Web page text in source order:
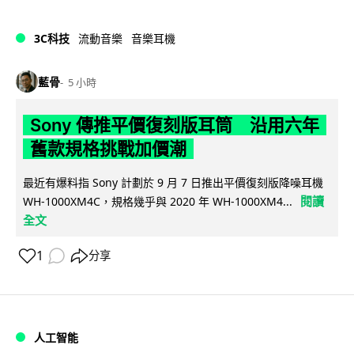
3C科技 流動音樂 音樂耳機
藍骨 5 小時
Sony 傳推平價復刻版耳筒 沿用六年
舊款規格挑戰加價潮
最近有爆料指 Sony 計劃於 9 月 7 日推出平價復刻版降噪耳機
WH-1000XM4C，規格幾乎與 2020 年 WH-1000XM4...
閱讀
全文
1 分享
人工智能